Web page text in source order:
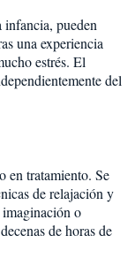
infancia, pueden
una experiencia
estrés. El
del
en tratamiento. Se
de relajación y
o
de horas de